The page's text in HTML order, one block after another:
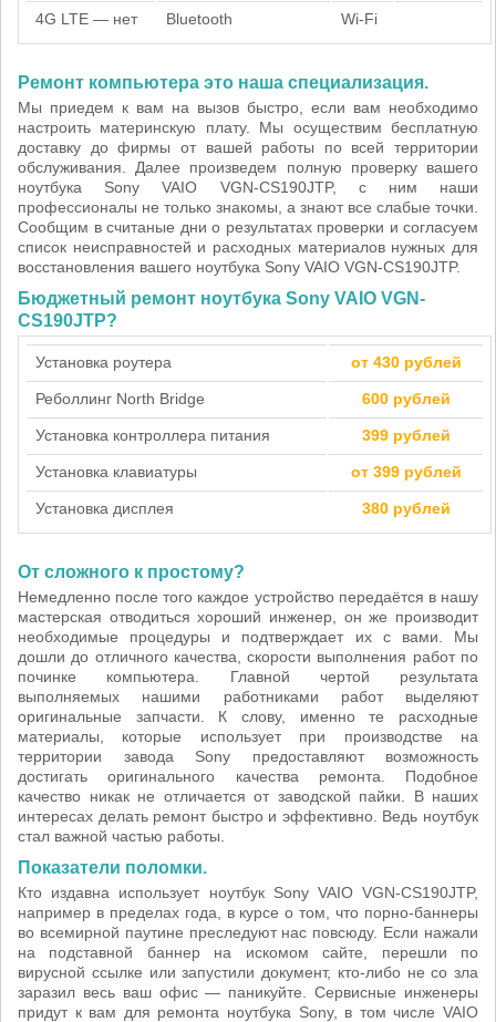
4G LTE — нет Bluetooth Wi-Fi
Ремонт компьютера это наша специализация.
Мы приедем к вам на вызов быстро, если вам необходимо
настроить материнскую плату. Мы осуществим бесплатную
доставку до фирмы от вашей работы по всей территории
обслуживания. Далее произведем полную проверку вашего
ноутбука Sony VAIO VGN-CS190JTP, с ним наши
профессионалы не только знакомы, а знают все слабые точки.
Сообщим в считаные дни о результатах проверки и согласуем
список неисправностей и расходных материалов нужных для
восстановления вашего ноутбука Sony VAIO VGN-CS190JTP.
Бюджетный ремонт ноутбука Sony VAIO VGN-
CS190JTP?
Установка роутера от 430 рублей
Реболлинг North Bridge 600 рублей
Установка контроллера питания 399 рублей
Установка клавиатуры от 399 рублей
Установка дисплея 380 рублей
От сложного к простому?
Немедленно после того каждое устройство передаётся в нашу
мастерская отводиться хороший инженер, он же производит
необходимые процедуры и подтверждает их с вами. Мы
дошли до отличного качества, скорости выполнения работ по
починке компьютера. Главной чертой результата
выполняемых нашими работниками работ выделяют
оригинальные запчасти. К слову, именно те расходные
материалы, которые использует при производстве на
территории завода Sony предоставляют возможность
достигать оригинального качества ремонта. Подобное
качество никак не отличается от заводской пайки. В наших
интересах делать ремонт быстро и эффективно. Ведь ноутбук
стал важной частью работы.
Показатели поломки.
Кто издавна использует ноутбук Sony VAIO VGN-CS190JTP,
например в пределах года, в курсе о том, что порно-баннеры
во всемирной паутине преследуют нас повсюду. Если нажали
на подставной баннер на искомом сайте, перешли по
вирусной ссылке или запустили документ, кто-либо не со зла
заразил весь ваш офис — паникуйте. Сервисные инженеры
придут к вам для ремонта ноутбука Sony, в том числе VAIO